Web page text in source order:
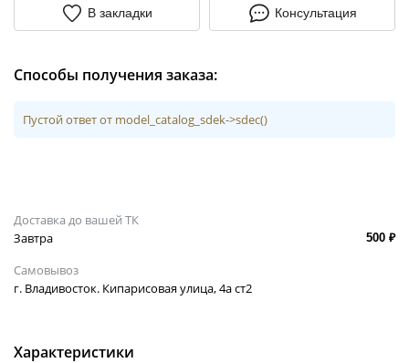
В закладки Консультация
Способы получения заказа:
Пустой ответ от model_catalog_sdek->sdec()
Доставка до вашей ТК
Завтра
500 ₽
Самовывоз
г. Владивосток. Кипарисовая улица, 4а ст2
Характеристики